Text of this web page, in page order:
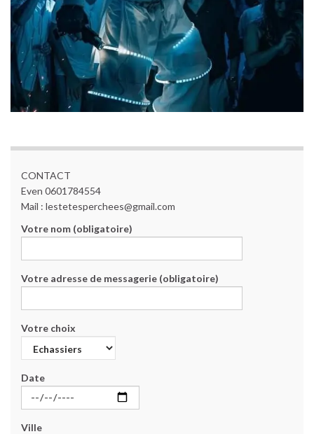
CONTACT
Even 0601784554
Mail : lestetesperchees@gmail.com
Votre nom (obligatoire)
Votre adresse de messagerie (obligatoire)
Votre choix
Date
Ville